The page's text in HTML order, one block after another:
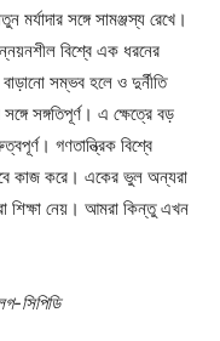
সঙ্গে সামঞ্জস্য রেখে।
বিশ্বে এক ধরনের
সম্ভব হলে ও দুর্নীতি
সঙ্গতিপূর্ণ। এ ক্ষেত্রে বড়
গণতান্ত্রিক বিশ্বে
কাজ করে। একের ভুল অন্যরা
শিক্ষা নেয়। আমরা কিন্তু এখন
সিপিডি